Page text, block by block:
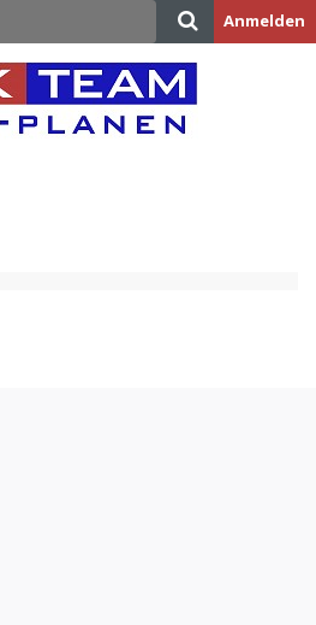
Anmelden